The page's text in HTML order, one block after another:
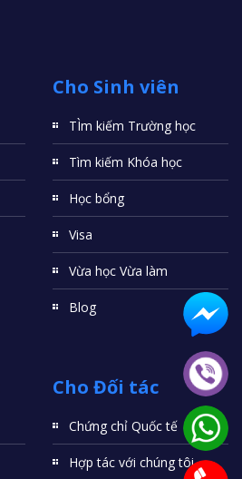
Cho Sinh viên
TÌm kiếm Trường học
Tìm kiếm Khóa học
Học bổng
Visa
Vừa học Vừa làm
Blog
Cho Đối tác
Chứng chỉ Quốc tế
Hợp tác với chúng tôi